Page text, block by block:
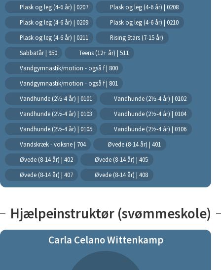
Plask og leg (4-6 år) | 0207
Plask og leg (4-6 år) | 0208
Plask og leg (4-6 år) | 0209
Plask og leg (4-6 år) | 0210
Plask og leg (4-6 år) | 0211
Rising Stars (7-15 år)
Sabbatår | 950
Teens (12+ år) | 511
Vandgymnastik/motion - også f | 800
Vandgymnastik/motion - også f | 801
Vandhunde (2½-4 år) | 0101
Vandhunde (2½-4 år) | 0102
Vandhunde (2½-4 år) | 0103
Vandhunde (2½-4 år) | 0104
Vandhunde (2½-4 år) | 0105
Vandhunde (2½-4 år) | 0106
Vandskræk - voksne | 704
Øvede (8-14 år) | 401
Øvede (8-14 år) | 402
Øvede (8-14 år) | 405
Øvede (8-14 år) | 407
Øvede (8-14 år) | 408
Hjælpeinstruktør (svømmeskole)
Carla Celano Wittenkamp